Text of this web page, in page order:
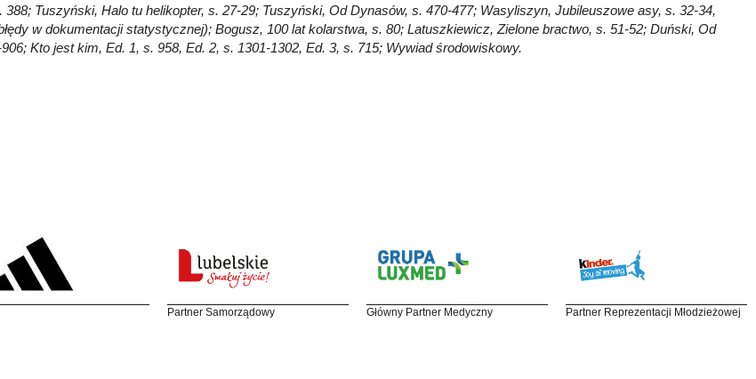
388; Tuszyński, Halo tu helikopter, s. 27-29; Tuszyński, Od Dynasów, s. 470-477; Wasyliszyn, Jubileuszowe asy, s. 32-34,
w dokumentacji statystycznej); Bogusz, 100 lat kolarstwa, s. 80; Latuszkiewicz, Zielone bractwo, s. 51-52; Duński, Od
Kto jest kim, Ed. 1, s. 958, Ed. 2, s. 1301-1302, Ed. 3, s. 715; Wywiad środowiskowy.
Partner Samorządowy Główny Partner Medyczny Partner Reprezentacji Młodzieżowej